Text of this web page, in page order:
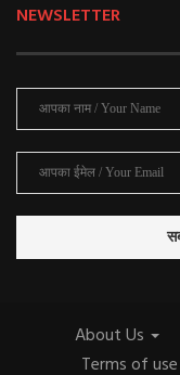
NEWSLETTER
About Us
Terms of use